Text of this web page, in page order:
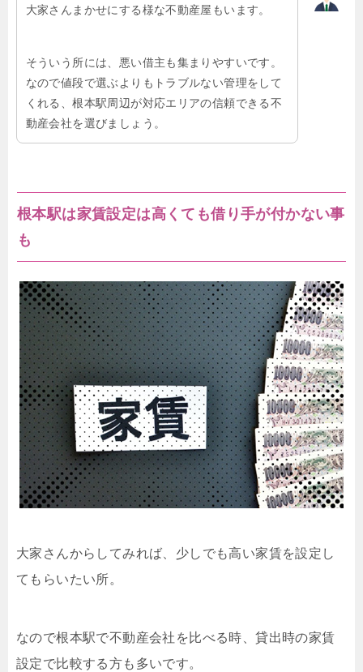
大家さんまかせにする様な不動産屋もいます。
そういう所には、悪い借主も集まりやすいです。
なので値段で選ぶよりもトラブルない管理をして
くれる、根本駅周辺が対応エリアの信頼できる不
動産会社を選びましょう。
根本駅は家賃設定は高くても借り手が付かない事
も
大家さんからしてみれば、少しでも高い家賃を設定し
てもらいたい所。
なので根本駅で不動産会社を比べる時、貸出時の家賃
設定で比較する方も多いです。